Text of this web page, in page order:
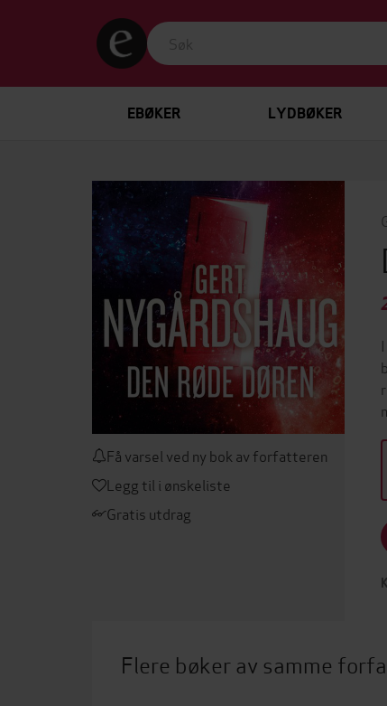
EBØKER LYDBØKER
Få varsel ved ny bok av forfatteren
Legg til i ønskeliste
Gratis utdrag
Flere bøker av samme